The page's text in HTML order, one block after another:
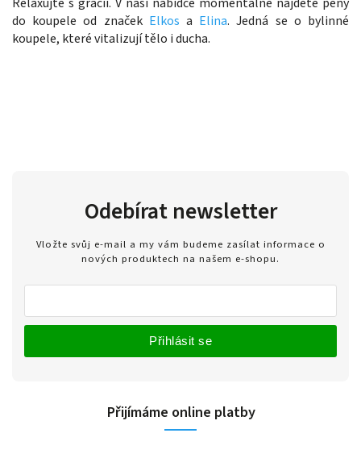
do koupele od značek Elkos a Elina. Jedná se o bylinné
koupele, které vitalizují tělo i ducha.
Odebírat newsletter
Vložte svůj e-mail a my vám budeme zasílat informace o
nových produktech na našem e-shopu.
Přihlásit se
Přijímáme online platby